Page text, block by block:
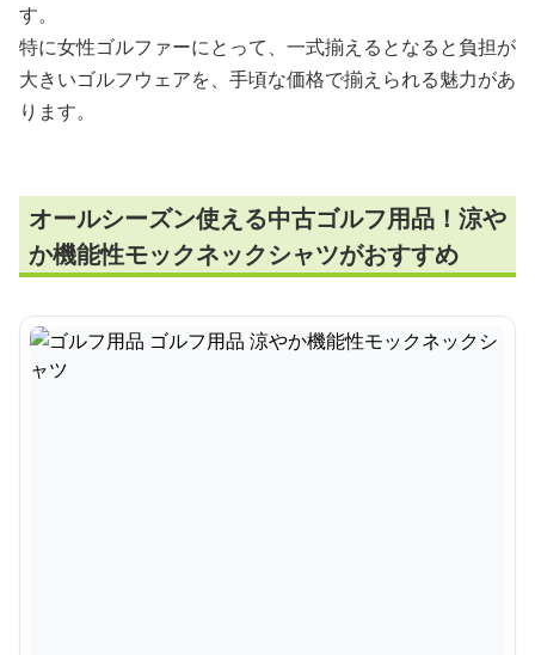
す。
特に女性ゴルファーにとって、一式揃えるとなると負担が
大きいゴルフウェアを、手頃な価格で揃えられる魅力があ
ります。
オールシーズン使える中古ゴルフ用品！涼や
か機能性モックネックシャツがおすすめ